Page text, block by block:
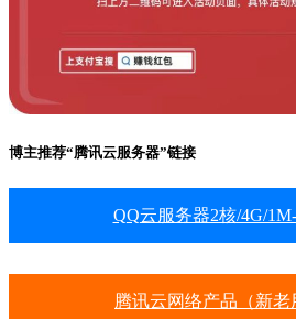
博主推荐“腾讯云服务器”链接
QQ云服务器2核/4G/
腾讯云网络产品（新老